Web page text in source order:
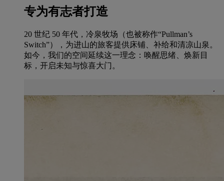
专为有志者打造
20 世纪 50 年代，冷泉牧场（也被称作“Pullman’s
Switch”），为进山的旅客提供床铺、补给和清凉山泉。
如今，我们的空间延续这一理念：唤醒思绪、焕新目
标，开启未知与惊喜大门。